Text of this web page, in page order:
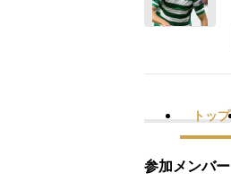
トップ
参加メンバー